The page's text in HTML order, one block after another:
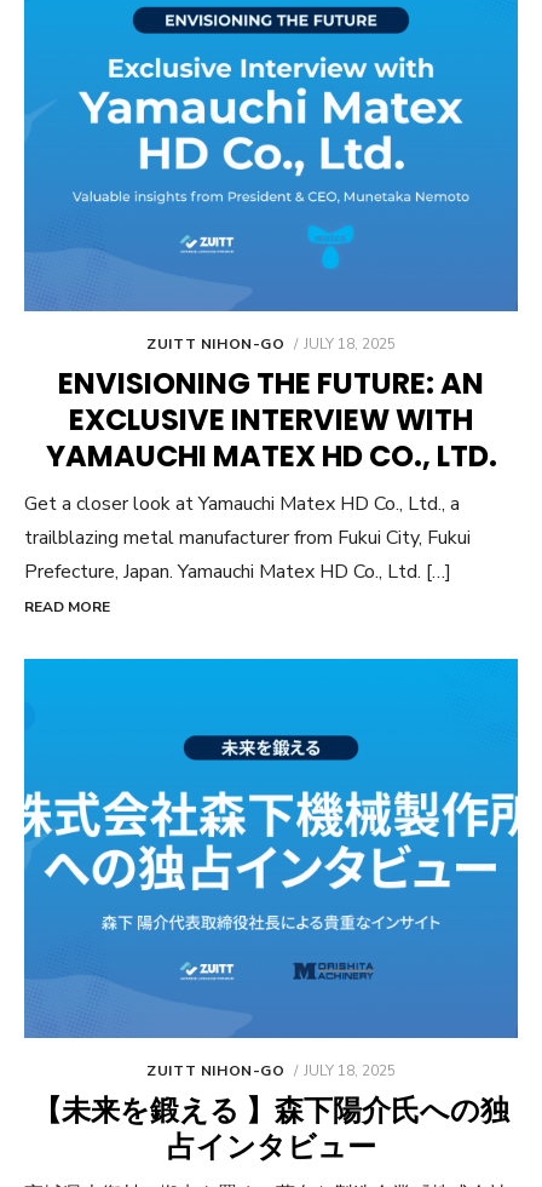
ZUITT NIHON-GO
POSTED
JULY 18, 2025
ENVISIONING THE FUTURE: AN
EXCLUSIVE INTERVIEW WITH
YAMAUCHI MATEX HD CO., LTD.
Get a closer look at Yamauchi Matex HD Co., Ltd., a
trailblazing metal manufacturer from Fukui City, Fukui
Prefecture, Japan. Yamauchi Matex HD Co., Ltd. […]
READ MORE
ZUITT NIHON-GO
POSTED
JULY 18, 2025
【未来を鍛える 】森下陽介氏への独
占インタビュー